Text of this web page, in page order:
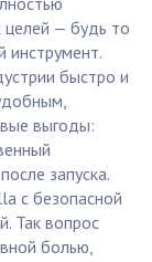
— будь то
инструмент.
быстро и
выгоды:
запуска.
с безопасной
Так вопрос
болью,